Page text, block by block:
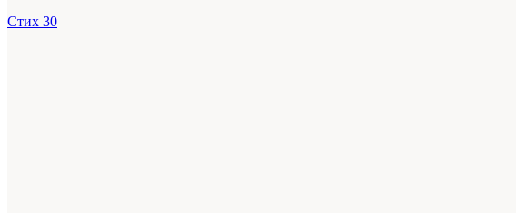
Стих 30